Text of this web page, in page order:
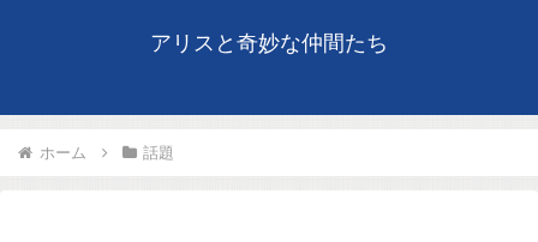
アリスと奇妙な仲間たち
ホーム 話題